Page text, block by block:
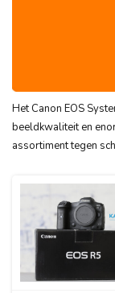
Het Canon EOS
beeldkwaliteit en
assortiment tegen